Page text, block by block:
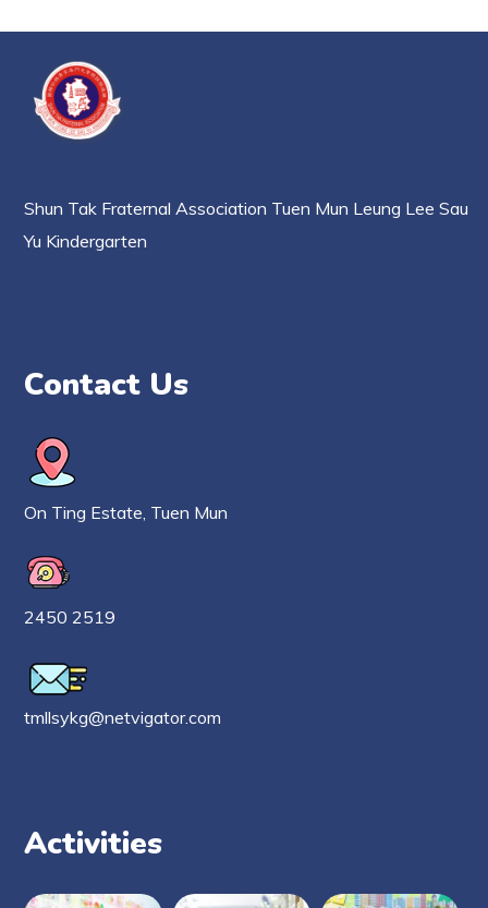
Shun Tak Fraternal Association Tuen Mun Leung Lee Sau
Yu Kindergarten
Contact Us
On Ting Estate, Tuen Mun
2450 2519
tmllsykg@netvigator.com
Activities